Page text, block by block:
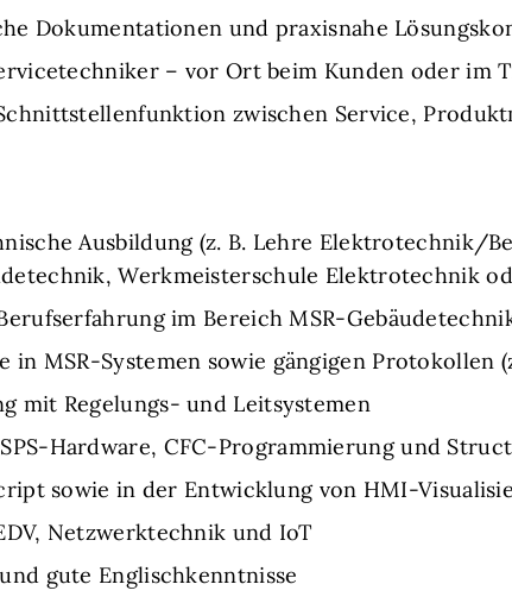
Dokumentationen und praxisnahe
– vor Ort beim Kunden oder im
zwischen Service,
Ausbildung (z. B. Lehre Elektrotechnik/
Werkmeisterschule Elektrotechnik
im Bereich MSR-
in MSR-Systemen sowie gängigen Protokollen
mit Regelungs- und Leitsystemen
Hardware, CFC-Programmierung und
sowie in der Entwicklung von HMI-
Netzwerktechnik und IoT
gute Englischkenntnisse